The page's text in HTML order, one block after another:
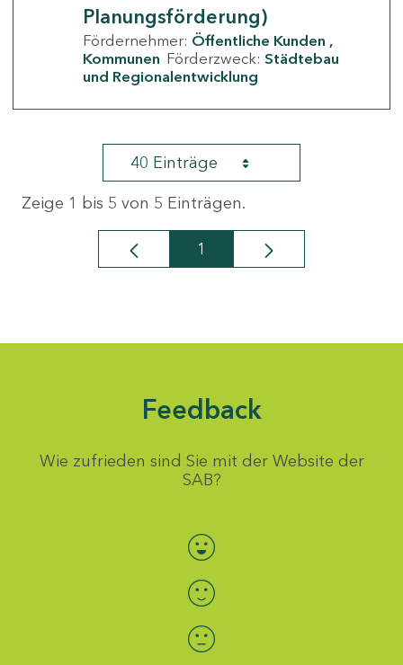
Planungsförderung)
Fördernehmer: Öffentliche Kunden
Kommunen Förderzweck: Städtebau
und Regionalentwicklung
40 Einträge
Zeige 1 bis 5 von 5 Einträgen.
Seite
1
Feedback
Wie zufrieden sind Sie mit der Website der
SAB?
Bewertung auswählen